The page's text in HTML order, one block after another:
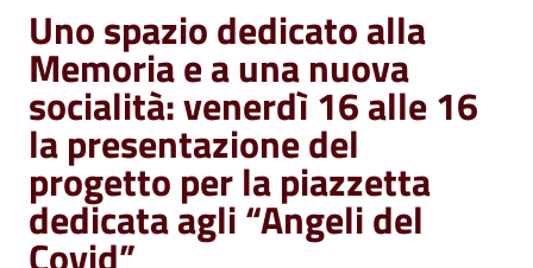
Uno spazio dedicato alla
Memoria e a una nuova
socialità: venerdì 16 alle 16
la presentazione del
progetto per la piazzetta
dedicata agli “Angeli del